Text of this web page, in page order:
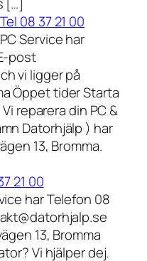
08 37 21 00
Service har
post
vi ligger på
Öppet tider Starta
reparera din PC &
Datorhjälp ) har
13, Bromma.
21 00
har Telefon 08
13, Bromma
Vi hjälper dej.